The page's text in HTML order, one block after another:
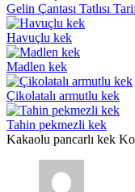
Gelin Çantası Tatlısı
Havuçlu kek
Madlen kek
Çikolatalı armutlu kek
Tahin pekmezli kek
Kakaolu pancarlı kek